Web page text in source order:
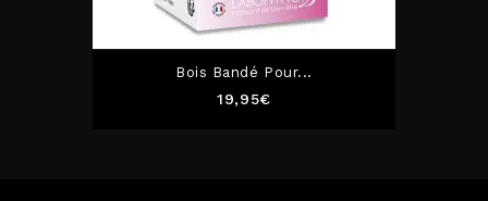
Bois Bandé Pour...
19,95€Prix